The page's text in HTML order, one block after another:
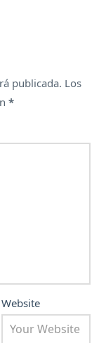
publicada. Los
*
Website